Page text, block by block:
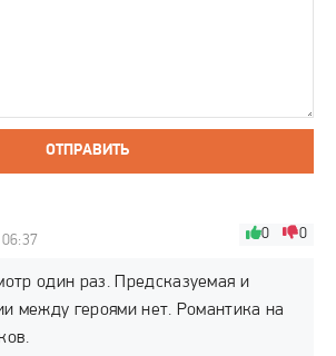
ОТПРАВИТЬ
0 0
один раз. Предсказуемая и
между героями нет. Романтика на